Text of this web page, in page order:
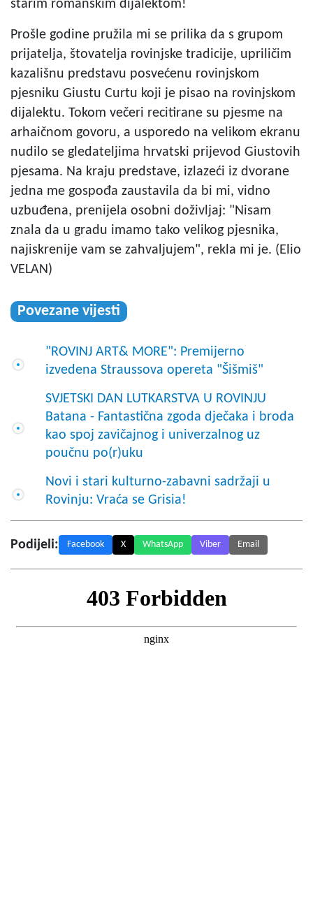
starim romanskim dijalektom!
Prošle godine pružila mi se prilika da s grupom
prijatelja, štovatelja rovinjske tradicije, upriličim
kazališnu predstavu posvećenu rovinjskom
pjesniku Giustu Curtu koji je pisao na rovinjskom
dijalektu. Tokom večeri recitirane su pjesme na
arhaičnom govoru, a usporedo na velikom ekranu
nudilo se gledateljima hrvatski prijevod Giustovih
pjesama. Na kraju predstave, izlazeći iz dvorane
jedna me gospođa zaustavila da bi mi, vidno
uzbuđena, prenijela osobni doživljaj: "Nisam
znala da u gradu imamo tako velikog pjesnika,
najiskrenije vam se zahvaljujem", rekla mi je. (Elio
VELAN)
Povezane vijesti
"ROVINJ ART& MORE": Premijerno
izvedena Straussova opereta "Šišmiš"
SVJETSKI DAN LUTKARSTVA U ROVINJU
Batana - Fantastična zgoda dječaka i broda
kao spoj zavičajnog i univerzalnog uz
poučnu po(r)uku
Novi i stari kulturno-zabavni sadržaji u
Rovinju: Vraća se Grisia!
Podijeli: Facebook X WhatsApp Viber Email